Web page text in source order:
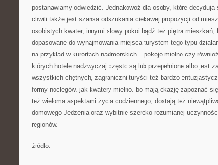
postanawiamy odwiedzić. Jednakowoż dla osoby, które decydują
chwili także jest szansa odszukania ciekawej propozycji od
osobistych kwater, innymi słowy pokoi bądź też piętra mieszkań,
dopasowane do wynajmowania miejsca turystom tego typu
na przykład w kurortach nadmorskich – pokoje mielno czy
których hotele nadzwyczaj często są lub przepełnione albo jest
wszystkich chętnych, zagraniczni turyści też bardzo
formy noclegów, jak kwatery mielno, bo mają okazję zapoznać
też wieloma aspektami życia codziennego, dostają też
domowego Jedzenia oraz wybitnie szeroko rozumianej
regionów.
źródło:
———————————